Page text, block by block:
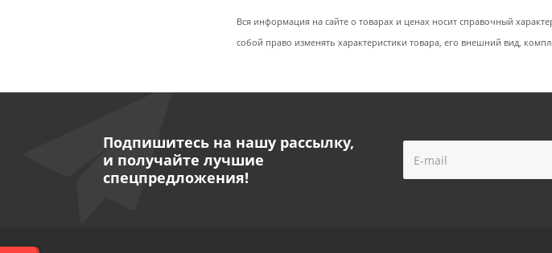
Вся информация на сайте о товарах и ценах носит справочный
собой право изменять характеристики товара, его внешний вид,
Подпишитесь на нашу рассылку,
и получайте лучшие
спецпредложения!